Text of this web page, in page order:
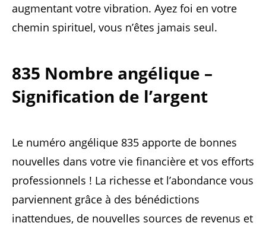
augmentant votre vibration. Ayez foi en votre
chemin spirituel, vous n’êtes jamais seul.
835 Nombre angélique –
Signification de l’argent
Le numéro angélique 835 apporte de bonnes
nouvelles dans votre vie financière et vos efforts
professionnels ! La richesse et l’abondance vous
parviennent grâce à des bénédictions
inattendues, de nouvelles sources de revenus et